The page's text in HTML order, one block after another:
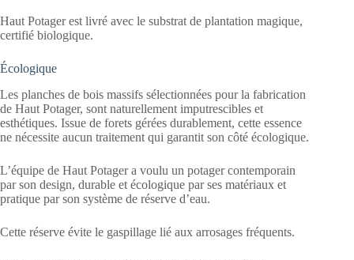
Haut Potager est livré avec le substrat de plantation magique,
certifié biologique.
Écologique
Les planches de bois massifs sélectionnées pour la fabrication
de Haut Potager, sont naturellement imputrescibles et
esthétiques. Issue de forets gérées durablement, cette essence
ne nécessite aucun traitement qui garantit son côté écologique.
L’équipe de Haut Potager a voulu un potager contemporain
par son design, durable et écologique par ses matériaux et
pratique par son système de réserve d’eau.
Cette réserve évite le gaspillage lié aux arrosages fréquents.